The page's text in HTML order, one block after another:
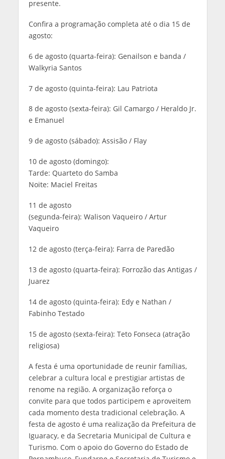
presente.
Confira a programação completa até o dia 15 de
agosto:
6 de agosto (quarta-feira): Genailson e banda /
Walkyria Santos
7 de agosto (quinta-feira): Lau Patriota
8 de agosto (sexta-feira): Gil Camargo / Heraldo Jr.
e Emanuel
9 de agosto (sábado): Assisão / Flay
10 de agosto (domingo):
Tarde: Quarteto do Samba
Noite: Maciel Freitas
11 de agosto
(segunda-feira): Walison Vaqueiro / Artur
Vaqueiro
12 de agosto (terça-feira): Farra de Paredão
13 de agosto (quarta-feira): Forrozão das Antigas /
Juarez
14 de agosto (quinta-feira): Edy e Nathan /
Fabinho Testado
15 de agosto (sexta-feira): Teto Fonseca (atração
religiosa)
A festa é uma oportunidade de reunir famílias,
celebrar a cultura local e prestigiar artistas de
renome na região. A organização reforça o
convite para que todos participem e aproveitem
cada momento desta tradicional celebração. A
festa de agosto é uma realização da Prefeitura de
Iguaracy, e da Secretaria Municipal de Cultura e
Turismo. Com o apoio do Governo do Estado de